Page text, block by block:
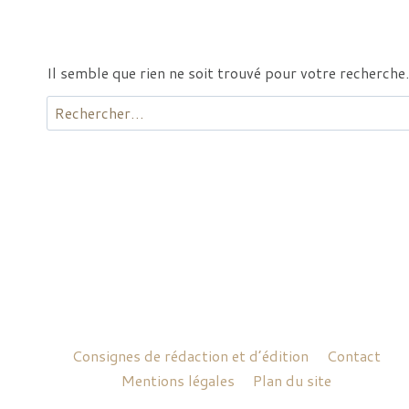
Il semble que rien ne soit trouvé pour votre recherche.
Rechercher :
Consignes de rédaction et d’édition
Contact
Mentions légales
Plan du site